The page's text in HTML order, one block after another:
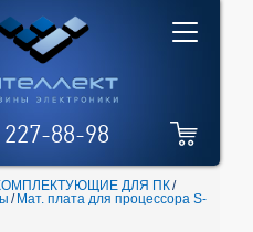
227-88-98
ДЛЯ ПК/
/ Мат. плата для процессора S-